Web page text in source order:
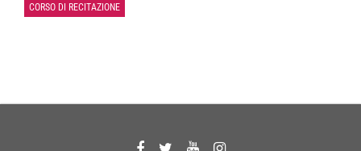
CORSO DI RECITAZIONE